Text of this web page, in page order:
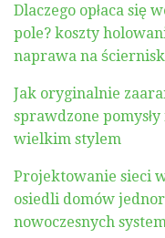
Dlaczego opłaca się
pole? koszty
naprawa na
Jak oryginalnie
sprawdzone pomysły
wielkim stylem
Projektowanie sieci
osiedli domów
nowoczesnych